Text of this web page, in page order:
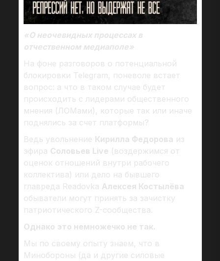
«О неочевидных процессах в
отчественном медиаполе»
На фоне разговоров о потенциальной
блокировки Telegram, поневоле встает
вопрос: а что в таком случае будет
происходить с лидерами общественного
мнения (ЛОМами), которые так или иначе
поднялись за счет платформы?
Ведь увольнение Кирилла Федорова из
эфира Соловьев Live (воздержимся от
оценок отношений внутри рабочего
коллектива) или дело на бывшего
главреда Readovka Алексея Костылёва
обыватели могут принять за зачистку
патриотического Z-сообщества.
Однако это немножечко не так.
Мы по своему опыту знаем, что в
Минобороны (да и другие силовые